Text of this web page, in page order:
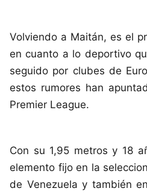
Volviendo a Maitán, es el
en cuanto a lo deportivo
seguido por clubes de
estos rumores han
Premier League.
Con su 1,95 metros y 18
elemento fijo en la
de Venezuela y también